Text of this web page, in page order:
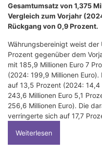
Gesamtumsatz von 1,375
Vergleich zum Vorjahr
Rückgang von 0,9 Prozent.
Währungsbereinigt weist der
Prozent gegenüber dem
mit 185,9 Millionen Euro 7
(2024: 199,9 Millionen
auf 13,5 Prozent (2024: 14,4
243,6 Millionen Euro 5,1
256,6 Millionen Euro). Die
verringerte sich auf 17,7
Weiterlesen